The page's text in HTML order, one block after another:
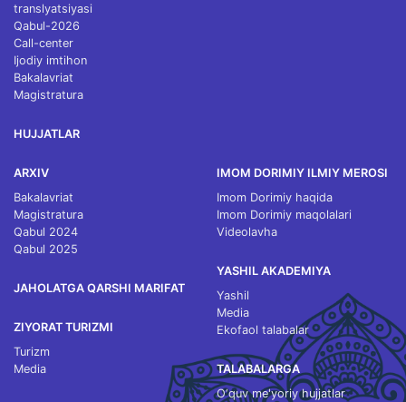
translyatsiyasi
Qabul-2026
Call-center
Ijodiy imtihon
Bakalavriat
Magistratura
HUJJATLAR
ARXIV
Bakalavriat
Magistratura
Qabul 2024
Qabul 2025
JAHOLATGA QARSHI MARIFAT
ZIYORAT TURIZMI
Turizm
Media
IMOM DORIMIY ILMIY MEROSI
Imom Dorimiy haqida
Imom Dorimiy maqolalari
Videolavha
YASHIL AKADEMIYA
Yashil
Media
Ekofaol talabalar
TALABALARGA
O‘quv me'yoriy hujjatlar